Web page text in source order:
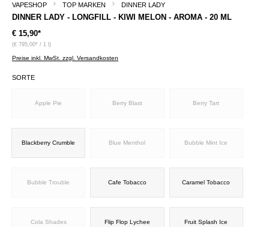
VAPESHOP TOP MARKEN DINNER LADY
DINNER LADY - LONGFILL - KIWI MELON - AROMA - 20 ML
€ 15,90*
(€ 795,00* / 1 l)
Preise inkl. MwSt. zzgl. Versandkosten
SORTE
Apple Pie Berry Blast Berry Tart
Blackberry Crumble Blue Menthol Bubble Mint Ice
Bubble Trouble Cafe Tobacco Caramel Tobacco
Cola Shades Flip Flop Lychee Fruit Splash Ice